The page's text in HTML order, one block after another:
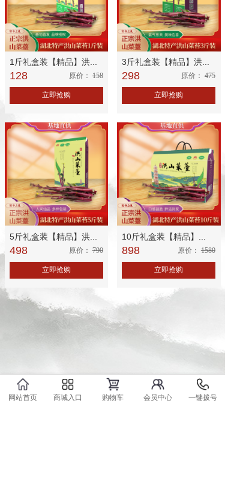
1斤礼盒装【精品】洪...
128 原价： 158
立即抢购
3斤礼盒装【精品】洪...
298 原价： 475
立即抢购
5斤礼盒装【精品】洪...
498 原价： 790
立即抢购
10斤礼盒装【精品】...
898 原价： 1580
立即抢购
网站首页 商城入口 购物车 会员中心 一键拨号